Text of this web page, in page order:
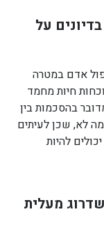
על
אדם במטרה
חיות מחמד
בהסכמות בין
לא, שכן לעיתים
להיות
מעלית